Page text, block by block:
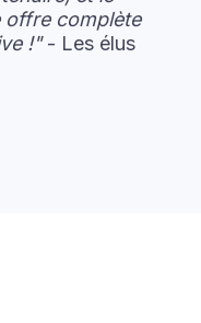
offre complète
!"- Les élus